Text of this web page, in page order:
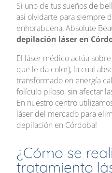
Si uno de tus sueños de
así olvidarte para siempre
enhorabuena, Absolute
depilación láser en
El láser médico actúa
que le da color), la cual
transformado en energía
folículo piloso, sin afectar
En nuestro centro
láser del mercado para
depilación en Córdoba!
¿Cómo se
tratamiento